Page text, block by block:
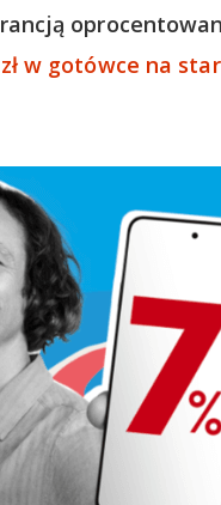
w gotówce na